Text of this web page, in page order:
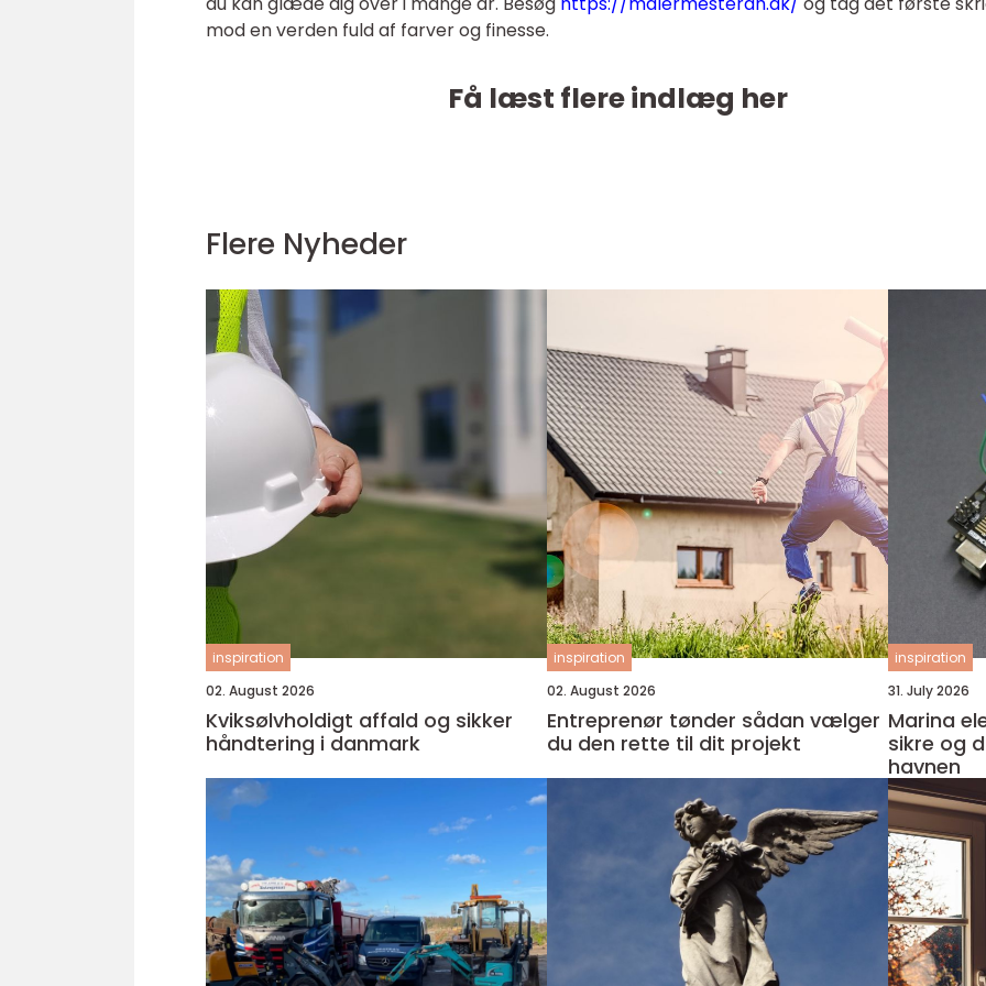
mod en verden fuld af farver og finesse.
Få læst flere indlæg her
Flere Nyheder
inspiration
02. August 2026
Kviksølvholdigt affald og sikker
håndtering i danmark
inspiration
02. August 2026
Entreprenør tønder sådan vælger
du den rette til dit projekt
inspiration
31. July 2026
Marina
sikre og
havnen